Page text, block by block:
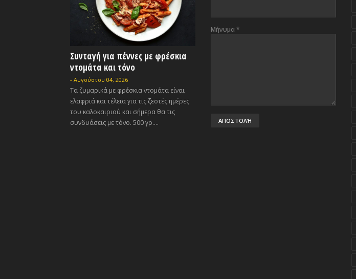
Συνταγή για πέννες με φρέσκια
ντομάτα και τόνο
- Αυγούστου 04, 2026
Τα ζυμαρικά με φρέσκια ντομάτα είναι
ελαφριά και τέλεια για τις ζεστές ημέρες
του καλοκαιριού και σήμερα θα τις
συνδυάσεις με τόνο. 500 γρ....
Μήνυμα *